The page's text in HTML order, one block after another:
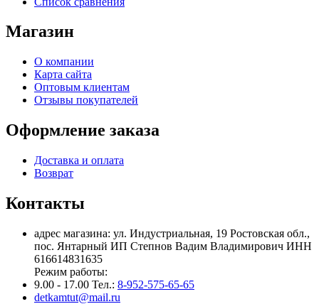
Магазин
О компании
Карта сайта
Оптовым клиентам
Отзывы покупателей
Оформление заказа
Доставка и оплата
Возврат
Контакты
адрес магазина: ул. Индустриальная, 19 Ростовская обл.,
пос. Янтарный ИП Степнов Вадим Владимирович ИНН
616614831635
Режим работы:
9.00 - 17.00 Тел.: 8-952-575-65-65
detkamtut@mail.ru